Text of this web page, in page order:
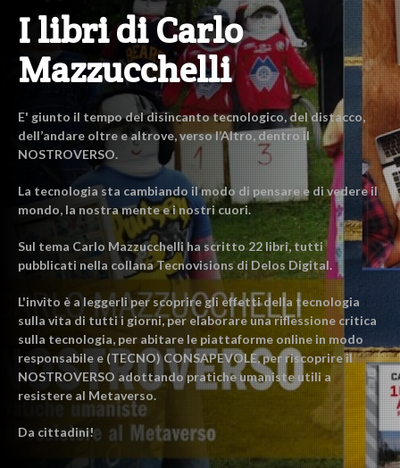
I libri di Carlo
Mazzucchelli
E' giunto il tempo del disincanto tecnologico, del distacco,
dell’andare oltre e altrove, verso l’Altro, dentro il
NOSTROVERSO.
La tecnologia sta cambiando il modo di pensare e di vedere il
mondo, la nostra mente e i nostri cuori.
Sul tema Carlo Mazzucchelli ha scritto 22 libri, tutti
pubblicati nella collana Tecnovisions di Delos Digital.
L'invito è a leggerli per scoprire gli effetti della tecnologia
sulla vita di tutti i giorni, per elaborare una riflessione critica
sulla tecnologia, per abitare le piattaforme online in modo
responsabile e (TECNO) CONSAPEVOLE, per riscoprire il
NOSTROVERSO adottando pratiche umaniste utili a
resistere al Metaverso.
Da cittadini!